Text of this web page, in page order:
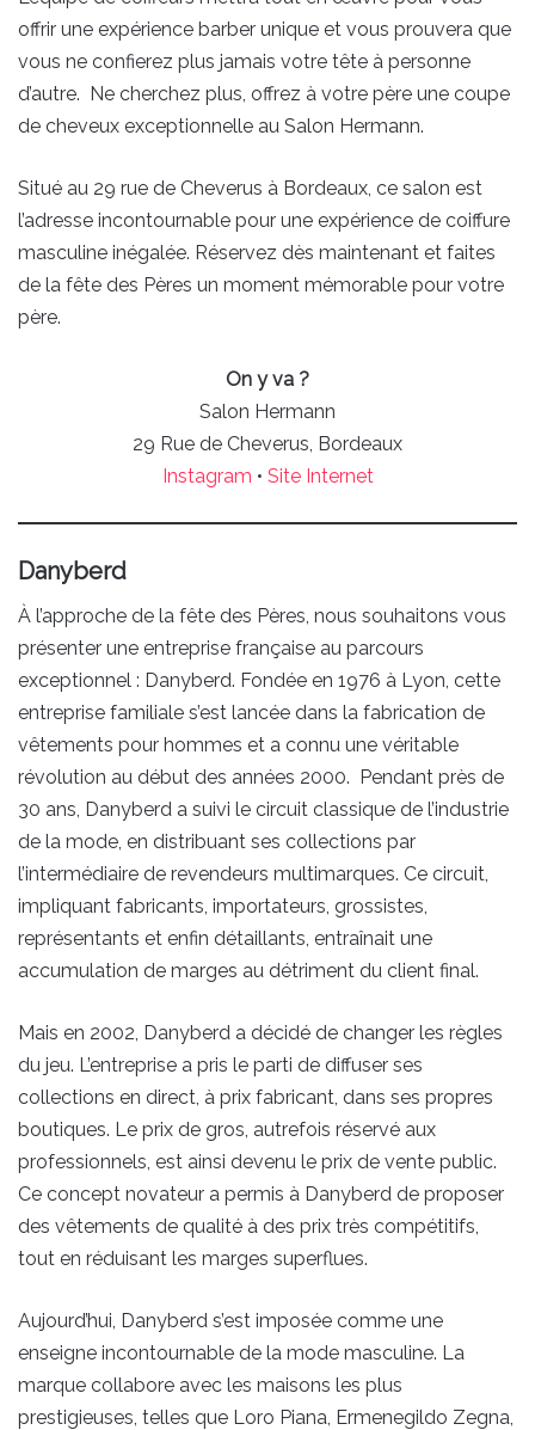
offrir une expérience barber unique et vous prouvera que
vous ne confierez plus jamais votre tête à personne
d’autre. Ne cherchez plus, offrez à votre père une coupe
de cheveux exceptionnelle au Salon Hermann.
Situé au 29 rue de Cheverus à Bordeaux, ce salon est
l’adresse incontournable pour une expérience de coiffure
masculine inégalée. Réservez dès maintenant et faites
de la fête des Pères un moment mémorable pour votre
père.
On y va ?
Salon Hermann
29 Rue de Cheverus, Bordeaux
Instagram • Site Internet
Danyberd
À l’approche de la fête des Pères, nous souhaitons vous
présenter une entreprise française au parcours
exceptionnel : Danyberd. Fondée en 1976 à Lyon, cette
entreprise familiale s’est lancée dans la fabrication de
vêtements pour hommes et a connu une véritable
révolution au début des années 2000. Pendant près de
30 ans, Danyberd a suivi le circuit classique de l’industrie
de la mode, en distribuant ses collections par
l’intermédiaire de revendeurs multimarques. Ce circuit,
impliquant fabricants, importateurs, grossistes,
représentants et enfin détaillants, entraînait une
accumulation de marges au détriment du client final.
Mais en 2002, Danyberd a décidé de changer les règles
du jeu. L’entreprise a pris le parti de diffuser ses
collections en direct, à prix fabricant, dans ses propres
boutiques. Le prix de gros, autrefois réservé aux
professionnels, est ainsi devenu le prix de vente public.
Ce concept novateur a permis à Danyberd de proposer
des vêtements de qualité à des prix très compétitifs,
tout en réduisant les marges superflues.
Aujourd’hui, Danyberd s’est imposée comme une
enseigne incontournable de la mode masculine. La
marque collabore avec les maisons les plus
prestigieuses, telles que Loro Piana, Ermenegildo Zegna,